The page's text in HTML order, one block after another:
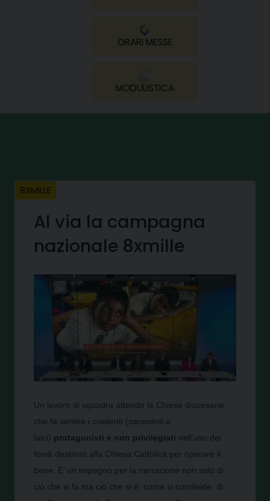
ORARI MESSE
MODULISTICA
8XMILLE
Al via la campagna
nazionale 8xmille
Un lavoro di squadra attende le Chiese diocesane,
che fa sentire i credenti (sacerdoti e
laici) protagonisti e non privilegiati nell’uso dei
fondi destinati alla Chiesa Cattolica per operare il
bene. E’ un impegno per la narrazione non solo di
ciò che si fa ma ciò che si è, come si condivide, di